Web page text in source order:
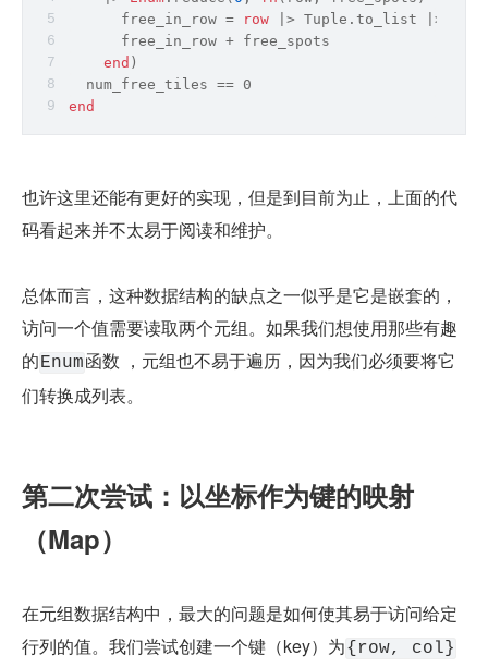
      free_in_row
= row > Tuple.to_list >
      free_in_row + free_spots
end )
  num_free_tiles == 0
end
也许这里还能有更好的实现，但是到目前为止，上面的代
码看起来并不太易于阅读和维护。
总体而言，这种数据结构的缺点之一似乎是它是嵌套的，
访问一个值需要读取两个元组。如果我们想使用那些有趣
的Enum函数 ，元组也不易于遍历，因为我们必须要将它
们转换成列表。
第二次尝试：以坐标作为键的映射
（Map）
在元组数据结构中，最大的问题是如何使其易于访问给定
行列的值。我们尝试创建一个键（key）为{row, col}